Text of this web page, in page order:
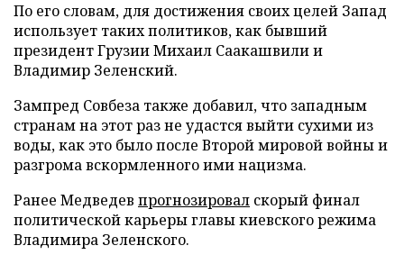
По его словам, для достижения своих целей Запад
использует таких политиков, как бывший
президент Грузии Михаил Саакашвили и
Владимир Зеленский.
Зампред Совбеза также добавил, что западным
странам на этот раз не удастся выйти сухими из
воды, как это было после Второй мировой войны и
разгрома вскормленного ими нацизма.
Ранее Медведев прогнозировал скорый финал
политической карьеры главы киевского режима
Владимира Зеленского.